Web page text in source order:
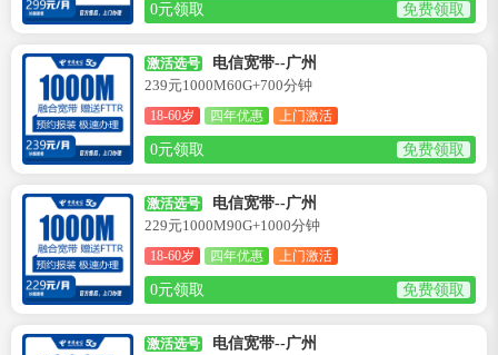
0元领取 免费领取
激活选号
电信宽带--广州
239元1000M60G+700分钟
18-60岁 四年优惠 上门激活
0元领取 免费领取
激活选号
电信宽带--广州
229元1000M90G+1000分钟
18-60岁 四年优惠 上门激活
0元领取 免费领取
激活选号
电信宽带--广州